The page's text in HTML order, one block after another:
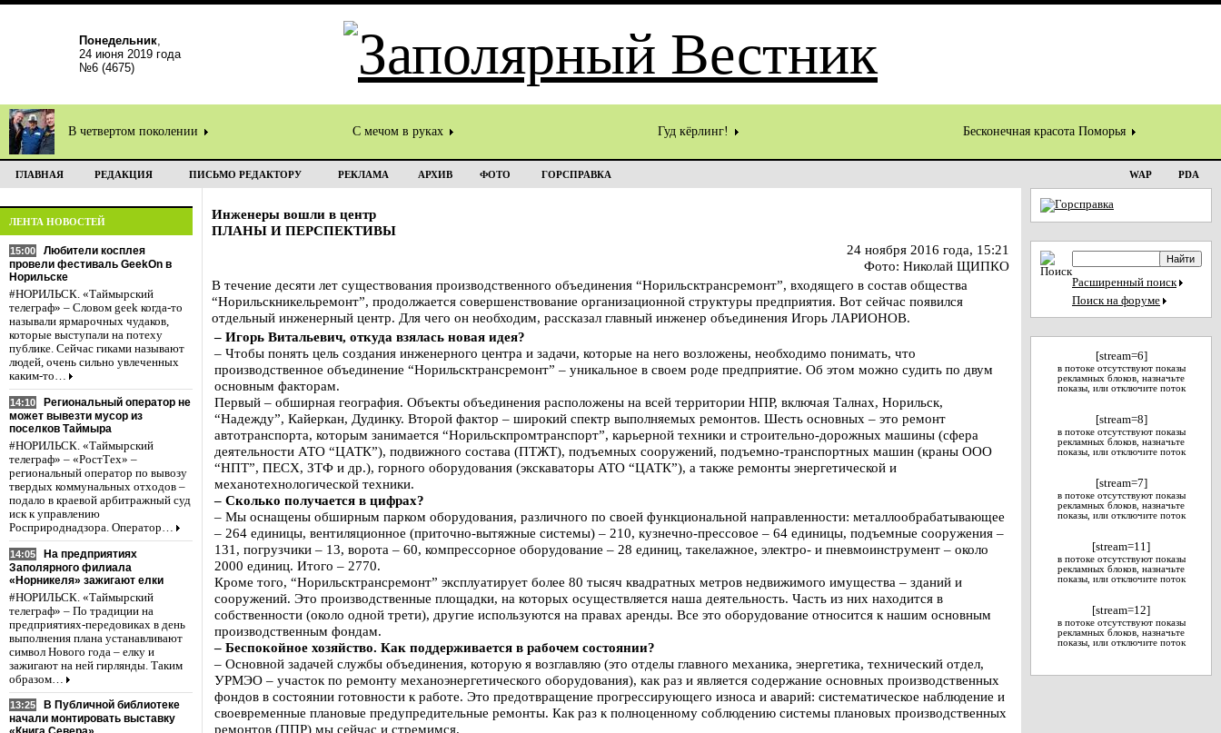
Понедельник,
24 июня 2019 года
№6 (4675)
В четвертом поколении С мечом в руках Гуд кёрлинг! Бесконечная красота Поморья
ГЛАВНАЯ РЕДАКЦИЯ ПИСЬМО РЕДАКТОРУ РЕКЛАМА АРХИВ ФОТО ГОРСПРАВКА WAP PDA
ЛЕНТА НОВОСТЕЙ
15:00
Любители косплея
провели фестиваль GeekOn в
Норильске
#НОРИЛЬСК. «Таймырский
телеграф» – Словом geek когда-то
называли ярмарочных чудаков,
которые выступали на потеху
публике. Сейчас гиками называют
людей, очень сильно увлеченных
каким-то…
14:10
Региональный оператор не
может вывезти мусор из
поселков Таймыра
#НОРИЛЬСК. «Таймырский
телеграф» – «РостТех» –
региональный оператор по вывозу
твердых коммунальных отходов –
подало в краевой арбитражный суд
иск к управлению
Росприроднадзора. Оператор…
14:05
На предприятиях
Заполярного филиала
«Норникеля» зажигают елки
#НОРИЛЬСК. «Таймырский
телеграф» – По традиции на
предприятиях-передовиках в день
выполнения плана устанавливают
символ Нового года – елку и
зажигают на ней гирлянды. Таким
образом…
13:25
В Публичной библиотеке
начали монтировать выставку
Инженеры вошли в центр
ПЛАНЫ И ПЕРСПЕКТИВЫ
24 ноября 2016 года, 15:21
Фото: Николай ЩИПКО
В течение десяти лет существования производственного объединения “Норильсктрансремонт”, входящего в состав общества
“Норильскникельремонт”, продолжается совершенствование организационной структуры предприятия. Вот сейчас появился
отдельный инженерный центр. Для чего он необходим, рассказал главный инженер объединения Игорь ЛАРИОНОВ.
– Игорь Витальевич, откуда взялась новая идея?
– Чтобы понять цель создания инженерного центра и задачи, которые на него возложены, необходимо понимать, что
производственное объединение “Норильсктрансремонт” – уникальное в своем роде предприятие. Об этом можно судить по двум
основным факторам.
Первый – обширная география. Объекты объединения расположены на всей территории НПР, включая Талнах, Норильск,
“Надежду”, Кайеркан, Дудинку. Второй фактор – широкий спектр выполняемых ремонтов. Шесть основных – это ремонт
автотранспорта, которым занимается “Норильскпромтранспорт”, карьерной техники и строительно-дорожных машины (сфера
деятельности АТО “ЦАТК”), подвижного состава (ПТЖТ), подъемных сооружений, подъемно-транспортных машин (краны ООО
“НПТ”, ПЕСХ, ЗТФ и др.), горного оборудования (экскаваторы АТО “ЦАТК”), а также ремонты энергетической и
механотехнологической техники.
– Сколько получается в цифрах?
– Мы оснащены обширным парком оборудования, различного по своей функциональной направленности: металлообрабатывающее
– 264 единицы, вентиляционное (приточно-вытяжные системы) – 210, кузнечно-прессовое – 64 единицы, подъемные сооружения –
131, погрузчики – 13, ворота – 60, компрессорное оборудование – 28 единиц, такелажное, электро- и пневмоинструмент – около
2000 единиц. Итого – 2770.
Кроме того, “Норильсктрансремонт” эксплуатирует более 80 тысяч квадратных метров недвижимого имущества – зданий и
сооружений. Это производственные площадки, на которых осуществляется наша деятельность. Часть из них находится в
собственности (около одной трети), другие используются на правах аренды. Все это оборудование относится к нашим основным
производственным фондам.
– Беспокойное хозяйство. Как поддерживается в рабочем состоянии?
– Основной задачей службы объединения, которую я возглавляю (это отделы главного механика, энергетика, технический отдел,
УРМЭО – участок по ремонту механоэнергетического оборудования), как раз и является содержание основных производственных
фондов в состоянии готовности к работе. Это предотвращение прогрессирующего износа и аварий: систематическое наблюдение и
своевременные плановые предупредительные ремонты. Как раз к полноценному соблюдению системы плановых производственных
ремонтов (ППР) мы сейчас и стремимся.
Расширенный поиск
Поиск на форуме
[stream=6]
в потоке отсутствуют показы
рекламных блоков, назначьте
показы, или отключите поток
[stream=8]
в потоке отсутствуют показы
рекламных блоков, назначьте
показы, или отключите поток
[stream=7]
в потоке отсутствуют показы
рекламных блоков, назначьте
показы, или отключите поток
[stream=11]
в потоке отсутствуют показы
рекламных блоков, назначьте
показы, или отключите поток
[stream=12]
в потоке отсутствуют показы
рекламных блоков, назначьте
показы, или отключите поток